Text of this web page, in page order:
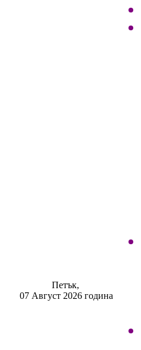
Петък,
07 Август 2026 година